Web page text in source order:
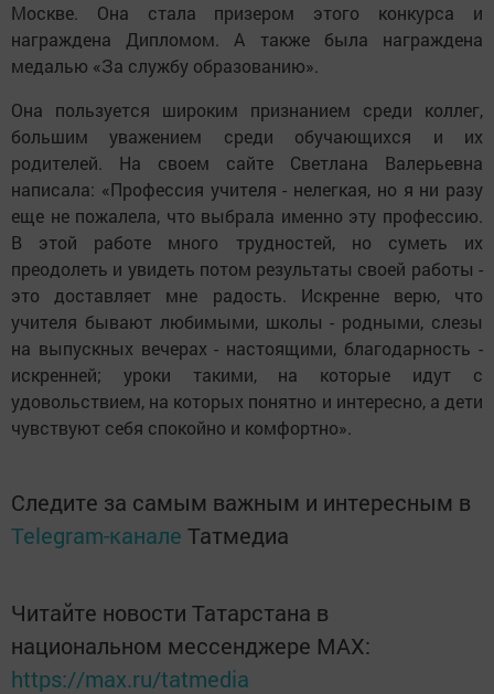
Москве. Она стала призером этого конкурса и
награждена Дипломом. А также была награждена
медалью «За службу образованию».
Она пользуется широким признанием среди коллег,
большим уважением среди обучающихся и их
родителей. На своем сайте Светлана Валерьевна
написала: «Профессия учителя - нелегкая, но я ни разу
еще не пожалела, что выбрала именно эту профессию.
В этой работе много трудностей, но суметь их
преодолеть и увидеть потом результаты своей работы -
это доставляет мне радость. Искренне верю, что
учителя бывают любимыми, школы - родными, слезы
на выпускных вечерах - настоящими, благодарность -
искренней; уроки такими, на которые идут с
удовольствием, на которых понятно и интересно, а дети
чувствуют себя спокойно и комфортно».
Следите за самым важным и интересным в
Telegram-канале Татмедиа
Читайте новости Татарстана в
национальном мессенджере MАХ:
https://max.ru/tatmedia